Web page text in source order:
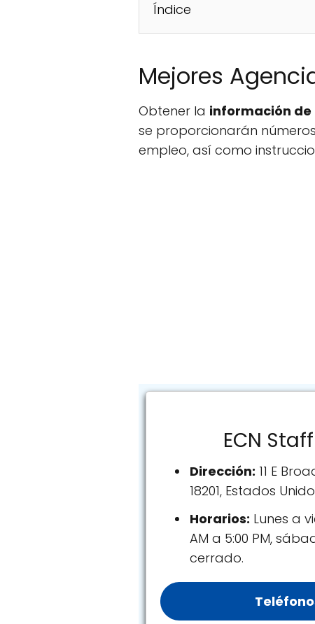
Índice
Mejores
Obtener la información
se proporcionarán
empleo, así como
ECN
Dirección: 11 E
18201, Estados
Horarios: Lunes a
AM a 5:00 PM,
cerrado.